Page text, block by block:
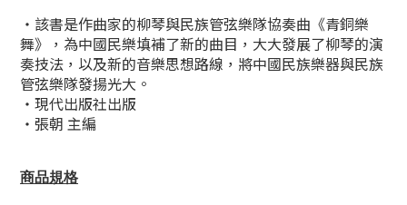
・該書是作曲家的柳琴與民族管弦樂隊協奏曲《青銅樂
舞》，為中國民樂填補了新的曲目，大大發展了柳琴的演
奏技法，以及新的音樂思想路線，將中國民族樂器與民族
管弦樂隊發揚光大。
・現代出版社出版
・張朝 主編
商品規格